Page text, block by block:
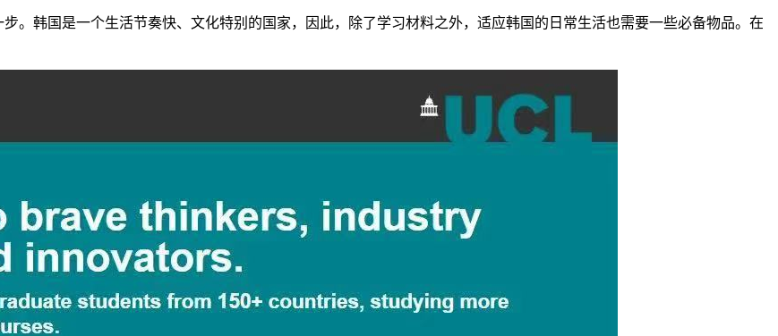
。韩国是一个生活节奏快、文化特别的国家，因此，除了学习材料之外，适应韩国的日常生活也需要一些必备物品。在